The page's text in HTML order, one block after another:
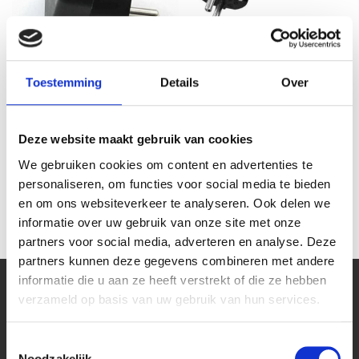
Toestemming Details Over
Deze website maakt gebruik van cookies
We gebruiken cookies om content en advertenties te
personaliseren, om functies voor social media te bieden
en om ons websiteverkeer te analyseren. Ook delen we
informatie over uw gebruik van onze site met onze
partners voor social media, adverteren en analyse. Deze
partners kunnen deze gegevens combineren met andere
informatie die u aan ze heeft verstrekt of die ze hebben
verzameld op basis van uw gebruik van hun services.
Platte haakse stekker geaard
€ 2,20
€ 1,82
Stroomkabel H05VV-F 3G
meter
€ 8,20
€ 6,78